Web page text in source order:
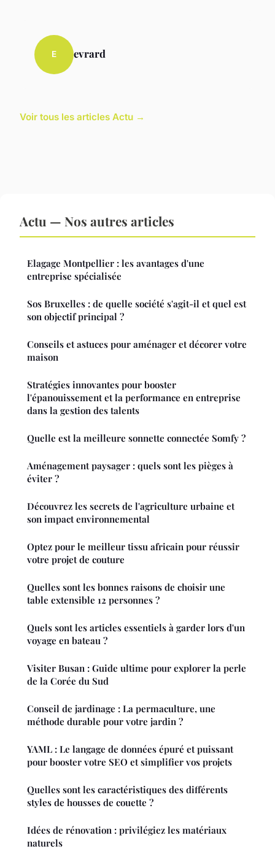
E evrard
Voir tous les articles Actu →
Actu — Nos autres articles
Elagage Montpellier : les avantages d'une
entreprise spécialisée
Sos Bruxelles : de quelle société s'agit-il et quel est
son objectif principal ?
Conseils et astuces pour aménager et décorer votre
maison
Stratégies innovantes pour booster
l'épanouissement et la performance en entreprise
dans la gestion des talents
Quelle est la meilleure sonnette connectée Somfy ?
Aménagement paysager : quels sont les pièges à
éviter ?
Découvrez les secrets de l'agriculture urbaine et
son impact environnemental
Optez pour le meilleur tissu africain pour réussir
votre projet de couture
Quelles sont les bonnes raisons de choisir une
table extensible 12 personnes ?
Quels sont les articles essentiels à garder lors d'un
voyage en bateau ?
Visiter Busan : Guide ultime pour explorer la perle
de la Corée du Sud
Conseil de jardinage : La permaculture, une
méthode durable pour votre jardin ?
YAML : Le langage de données épuré et puissant
pour booster votre SEO et simplifier vos projets
Quelles sont les caractéristiques des différents
styles de housses de couette ?
Idées de rénovation : privilégiez les matériaux
naturels